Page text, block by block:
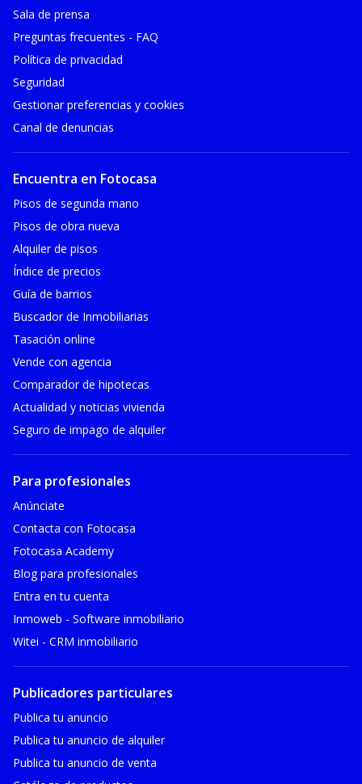
Sala de prensa
Preguntas frecuentes - FAQ
Política de privacidad
Seguridad
Gestionar preferencias y cookies
Canal de denuncias
Encuentra en Fotocasa
Pisos de segunda mano
Pisos de obra nueva
Alquiler de pisos
Índice de precios
Guía de barrios
Buscador de Inmobiliarias
Tasación online
Vende con agencia
Comparador de hipotecas
Actualidad y noticias vivienda
Seguro de impago de alquiler
Para profesionales
Anúnciate
Contacta con Fotocasa
Fotocasa Academy
Blog para profesionales
Entra en tu cuenta
Inmoweb - Software inmobiliario
Witei - CRM inmobiliario
Publicadores particulares
Publica tu anuncio
Publica tu anuncio de alquiler
Publica tu anuncio de venta